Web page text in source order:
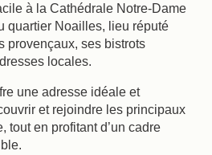
à la Cathédrale Notre-Dame
quartier Noailles, lieu réputé
provençaux, ses bistrots
locales.
une adresse idéale et
et rejoindre les principaux
tout en profitant d’un cadre